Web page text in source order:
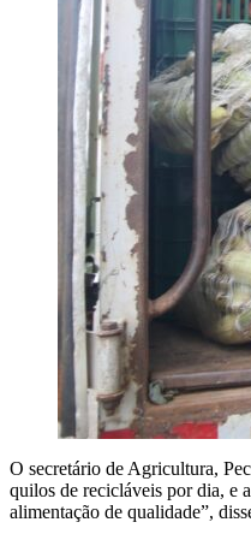
O secretário de Agricultura,
quilos de recicláveis por dia, e
alimentação de qualidade”,